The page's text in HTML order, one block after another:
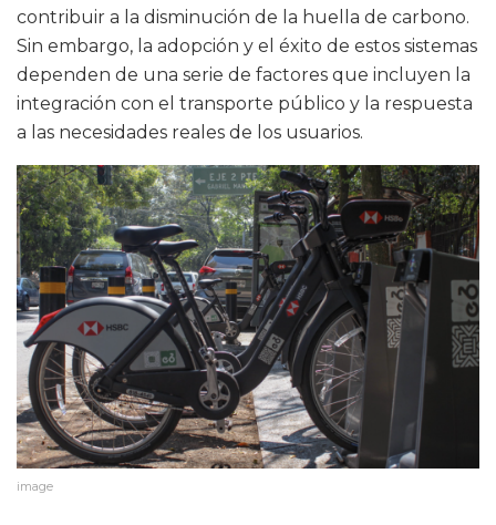
contribuir a la disminución de la huella de carbono.
Sin embargo, la adopción y el éxito de estos sistemas
dependen de una serie de factores que incluyen la
integración con el transporte público y la respuesta
a las necesidades reales de los usuarios.
image